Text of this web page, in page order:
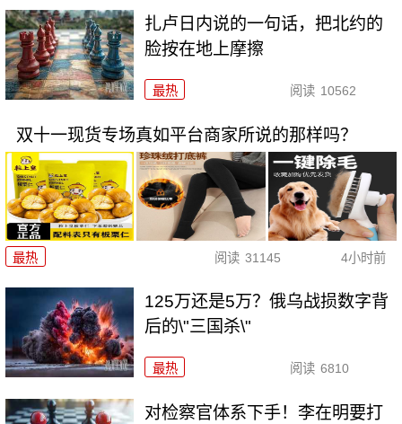
扎卢日内说的一句话，把北约的
脸按在地上摩擦
最热 阅读 10562
双十一现货专场真如平台商家所说的那样吗？
最热 阅读 31145 4小时前
125万还是5万？俄乌战损数字背
后的\"三国杀\"
最热 阅读 6810
对检察官体系下手！李在明要打